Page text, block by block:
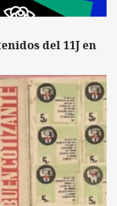
del 11J en